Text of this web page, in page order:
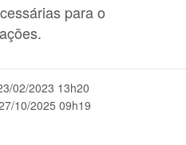
para o
02/2023 13h20
10/2025 09h19